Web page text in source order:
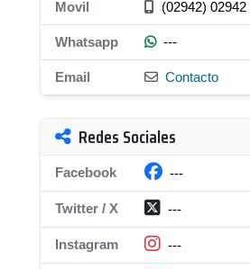
Movil (02942)
Whatsapp ---
Email Contacto
Redes Sociales
Facebook ---
Twitter / X ---
Instagram ---